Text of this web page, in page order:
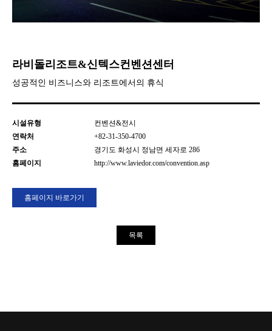
라비돌리조트&신텍스컨벤션센터
성공적인 비즈니스와 리조트에서의 휴식
시설유형
컨벤션&전시
연락처
+82-31-350-4700
주소
경기도 화성시 정남면 세자로 286
홈페이지
http://www.laviedor.com/convention.asp
홈페이지 바로가기
목록